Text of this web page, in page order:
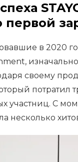
первой
в 2020
своему
потратил
участниц. С
несколько